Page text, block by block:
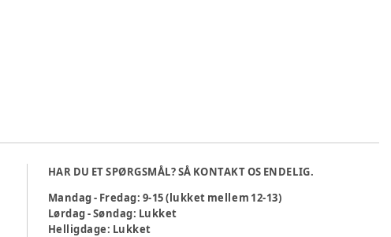
HAR DU ET SPØRGSMÅL? SÅ KONTAKT OS ENDELIG.
Mandag - Fredag: 9-15 (lukket mellem 12-13)
Lørdag - Søndag: Lukket
Helligdage: Lukket